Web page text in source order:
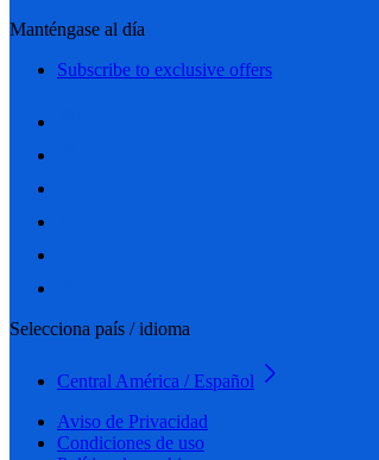
Manténgase al día
Subscribe to exclusive offers
Selecciona país / idioma
Central América / Español
Aviso de Privacidad
Condiciones de uso